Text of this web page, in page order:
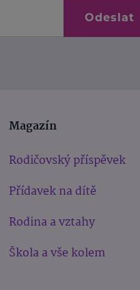
Odeslat
Magazín
Rodičovský příspěvek
Přídavek na dítě
Rodina a vztahy
Škola a vše kolem